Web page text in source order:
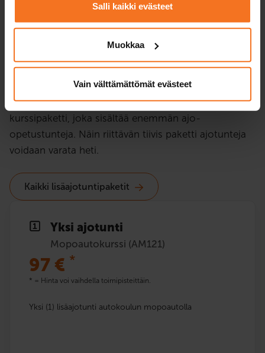
Salli kaikki evästeet
Muokkaa
Vain välttämättömät evästeet
Osta yksittäisiä ajotunteja tai
lisäajotuntipaketteja.
mukaan. Keskustele liikenneopettajasi kanssa
lisäajotuntien tarpeesta. Jotta lisäajotuntien välille ei
tulisi odottelua, kannattaa ostaa jo alkuun
kurssipaketti, joka sisältää enemmän ajo-
opetustunteja. Näin riittävän tiivis paketti ajotunteja
voidaan varata heti.
Kaikki lisäajotuntipaketit
Yksi ajotunti
Mopoautokurssi (AM121)
97 € *
* = Hinta voi vaihdella toimipisteittäin.
Yksi (1) lisäajotunti autokoulun mopoautolla